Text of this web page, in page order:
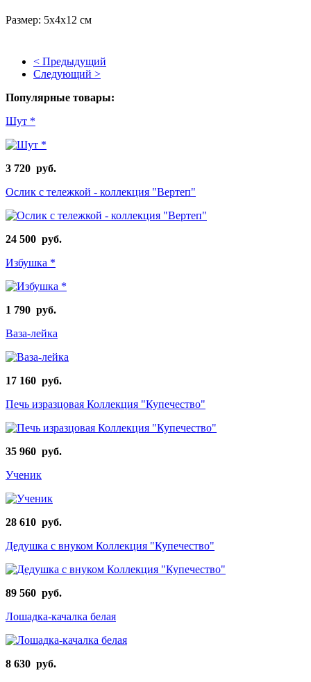
Размер: 5х4х12 см
< Предыдущий
Следующий >
Популярные товары:
Шут *
3 720 руб.
Ослик с тележкой - коллекция "Вертеп"
24 500 руб.
Избушка *
1 790 руб.
Ваза-лейка
17 160 руб.
Печь изразцовая Коллекция "Купечество"
35 960 руб.
Ученик
28 610 руб.
Дедушка с внуком Коллекция "Купечество"
89 560 руб.
Лошадка-качалка белая
8 630 руб.